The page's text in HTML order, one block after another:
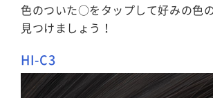
色のついた○をタップして好みの色
見つけましょう！
HI-C3